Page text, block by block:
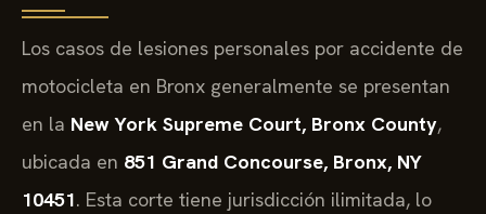
Los casos de lesiones personales por accidente de
motocicleta en Bronx generalmente se presentan
en la New York Supreme Court, Bronx County,
ubicada en 851 Grand Concourse, Bronx, NY
10451. Esta corte tiene jurisdicción ilimitada, lo